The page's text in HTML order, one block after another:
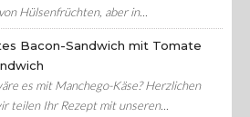
Hülsenfrüchten, aber in...
Bacon-Sandwich mit Tomate
es mit Manchego-Käse? Herzlichen
teilen Ihr Rezept mit unseren...